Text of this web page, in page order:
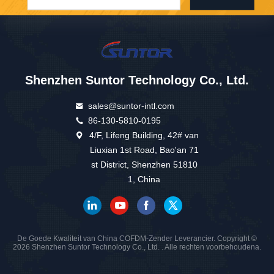
Shenzhen Suntor Technology Co., Ltd.
sales@suntor-intl.com
86-130-5810-0195
4/F, Lifeng Building, 42# van
Liuxian 1st Road, Bao'an 71
st District, Shenzhen 51810
1, China
De Goede Kwaliteit van China COFDM-Zender Leverancier. Copyright ©
2026 Shenzhen Suntor Technology Co., Ltd. . Alle rechten voorbehoudena.